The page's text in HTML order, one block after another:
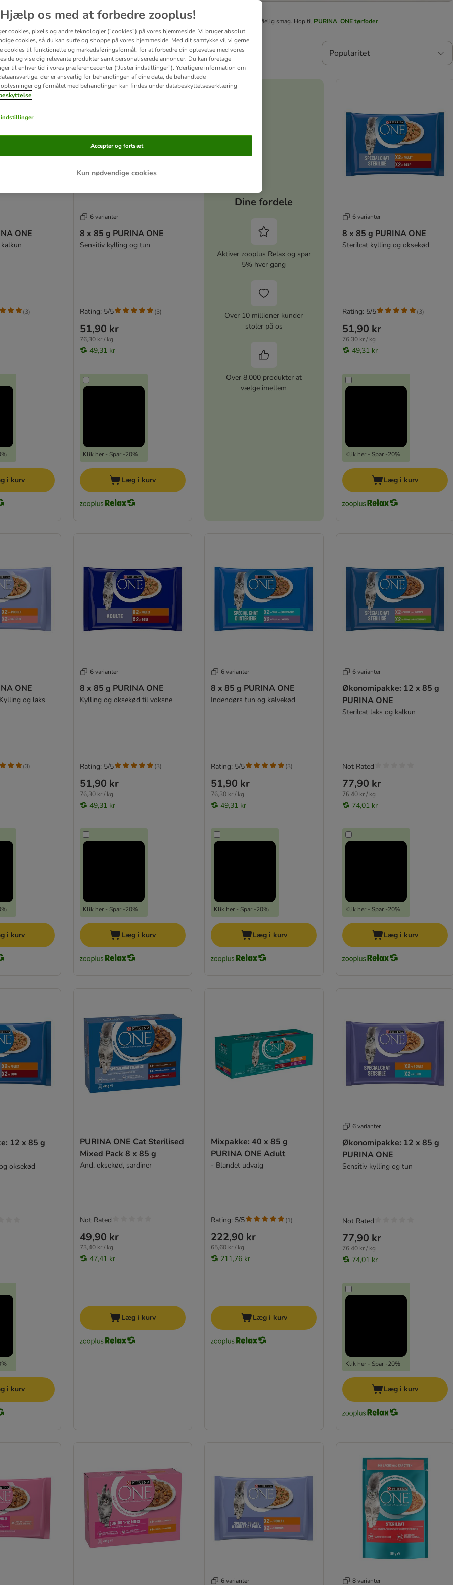
er udviklet af dyrelæger og ernæringseksperter. Kombinerer kvalitetsernæring med en uimodståelig smag. Hop til PURINA ONE tørfoder.
Popularitet
been changed
ONE
(3)
i kurv
6 varianter
8 x 85 g PURINA ONE
Sensitiv kylling og tun
51,90 kr
76,30 kr / kg
49,31 kr
Klik her - Spar -20%
Rating: 5/5 (3)
Læg i kurv
Dine fordele
Aktiver zooplus Relax og spar
5% hver gang
Over 10 millioner kunder
stoler på os
Over 8.000 produkter at
vælge imellem
6 varianter
8 x 85 g PURINA ONE
Sterilcat kylling og oksekød
51,90 kr
76,30 kr / kg
49,31 kr
Klik her - Spar -20%
Rating: 5/5 (3)
Læg i kurv
ONE
og laks
(3)
i kurv
6 varianter
8 x 85 g PURINA ONE
Kylling og oksekød til voksne
51,90 kr
76,30 kr / kg
49,31 kr
Klik her - Spar -20%
Rating: 5/5 (3)
Læg i kurv
6 varianter
8 x 85 g PURINA ONE
Indendørs tun og kalvekød
51,90 kr
76,30 kr / kg
49,31 kr
Klik her - Spar -20%
Rating: 5/5 (3)
Læg i kurv
6 varianter
Økonomipakke: 12 x 85 g
PURINA ONE
Sterilcat laks og kalkun
77,90 kr
76,40 kr / kg
74,01 kr
Klik her - Spar -20%
Not Rated
Læg i kurv
12 x 85 g
oksekød
i kurv
PURINA ONE Cat Sterilised
Mixed Pack 8 x 85 g
And, oksekød, sardiner
49,90 kr
73,40 kr / kg
47,41 kr
Not Rated
Læg i kurv
Mixpakke: 40 x 85 g
PURINA ONE Adult
- Blandet udvalg
222,90 kr
65,60 kr / kg
211,76 kr
Rating: 5/5 (1)
Læg i kurv
6 varianter
Økonomipakke: 12 x 85 g
PURINA ONE
Sensitiv kylling og tun
77,90 kr
76,40 kr / kg
74,01 kr
Klik her - Spar -20%
Not Rated
Læg i kurv
6 varianter 8 varianter
Hjælp os med at forbedre zooplus!
cookies, pixels og andre teknologier (“cookies”) på vores hjemmeside. Vi bruger absolut
cookies, så du kan surfe og shoppe på vores hjemmeside. Med dit samtykke vil vi gerne
cookies til funktionelle og markedsføringsformål, for at forbedre din oplevelse med vores
og vise dig relevante produkter samt personaliserede annoncer. Du kan foretage
til enhver tid i vores præferencecenter (“Juster indstillinger”). Yderligere information om
der er ansvarlig for behandlingen af ​​dine data, de behandlede
og formålet med behandlingen kan findes under databeskyttelseserklæring
Kun nødvendige cookies
Accepter og fortsæt